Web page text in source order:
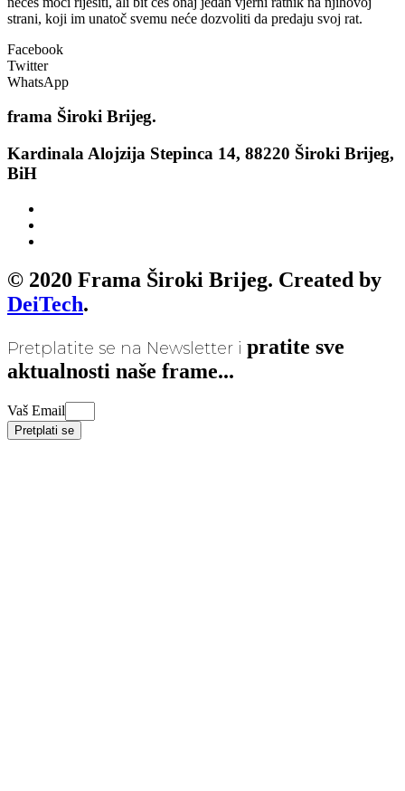
strani, koji im unatoč svemu neće dozvoliti da predaju svoj rat.
Facebook
Twitter
WhatsApp
frama Široki Brijeg.
Kardinala Alojzija Stepinca 14, 88220 Široki Brijeg,
BiH
© 2020 Frama Široki Brijeg. Created by
DeiTech.
Pretplatite se na Newsletter i pratite sve
aktualnosti naše frame...
Vaš Email
Pretplati se